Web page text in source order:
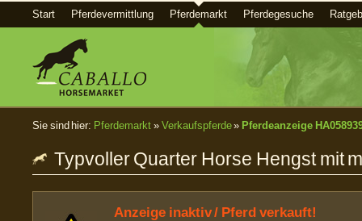
Start Pferdevermittlung Pferdemarkt Pferdegesuche
Sie sind hier: Pferdemarkt » Verkaufspferde» Pferdeanzeige
Typvoller Quarter Horse Hengst mit
Anzeige inaktiv / Pferd verkauft!